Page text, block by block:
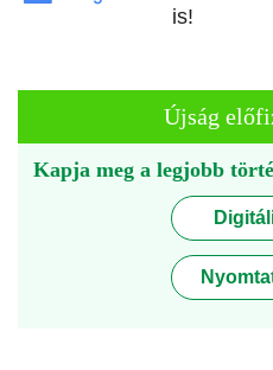
is!
Újság
Kapja meg a legjobb